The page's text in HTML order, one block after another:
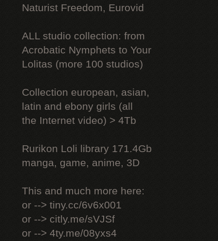
Naturist Freedom, Eurovid
ALL studio collection: from
Acrobatic Nymрhеts to Your
Lоlitаs (more 100 studios)
Collection european, asian,
latin and ebony girls (all
the Internet video) > 4Tb
Rurikon Lоli library 171.4Gb
manga, game, anime, 3D
This and much more here:
or --> tiny.cc/6v6x001
or --> citly.me/sVJSf
or --> 4ty.me/08yxs4